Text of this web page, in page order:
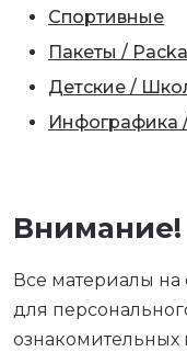
Спортивные
Пакеты /
Детские /
Инфографика
Внимание!
Все материалы на
для
ознакомительных